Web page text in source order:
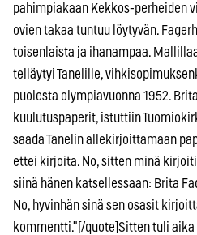
pahimpiakaan Kekkos-perheiden
ovien takaa tuntuu löytyvän.
toisenlaista ja ihanampaa.
telläytyi Tanelille,
puolesta olympiavuonna 1952.
kuulutuspaperit, istuttiin
saada Tanelin allekirjoittamaan
ettei kirjoita. No, sitten minä
siinä hänen katsellessaan: Brita
No, hyvinhän sinä sen osasit
kommentti."[/quote]Sitten tuli